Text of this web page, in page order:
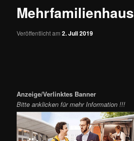
Mehrfamilienhaus
Veröffentlicht am2. Juli 2019
Anzeige/Verlinktes Banner
Bitte anklicken für mehr Information !!!